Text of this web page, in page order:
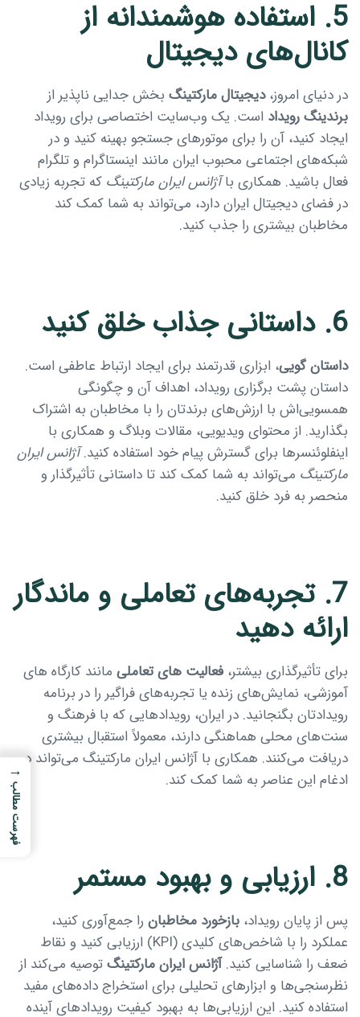
5. استفاده هوشمندانه از
کانال‌های دیجیتال
در دنیای امروز،دیجیتال مارکتینگ بخش جدایی ناپذیر از
برندینگ رویداد است. یک وب‌سایت اختصاصی برای رویداد
ایجاد کنید، آن را برای موتورهای جستجو بهینه کنید و در
شبکه‌های اجتماعی محبوب ایران مانند اینستاگرام و تلگرام
فعال باشید. همکاری باآژانس ایران مارکتینگ که تجربه زیادی
در فضای دیجیتال ایران دارد، می‌تواند به شما کمک کند
مخاطبان بیشتری را جذب کنید.
6. داستانی جذاب خلق کنید
داستان گویی، ابزاری قدرتمند برای ایجاد ارتباط عاطفی است.
داستان پشت برگزاری رویداد، اهداف آن و چگونگی
همسویی‌اش با ارزش‌های برندتان را با مخاطبان به اشتراک
بگذارید. از محتوای ویدیویی، مقالات وبلاگ و همکاری با
اینفلوئنسرها برای گسترش پیام خود استفاده کنید.آژانس ایران
مارکتینگ می‌تواند به شما کمک کند تا داستانی تأثیرگذار و
منحصر به‌ فرد خلق کنید.
7. تجربه‌های تعاملی و ماندگار
ارائه دهید
برای تأثیرگذاری بیشتر،فعالیت های تعاملی مانند کارگاه های
آموزشی، نمایش‌های زنده یا تجربه‌های فراگیر را در برنامه
رویدادتان بگنجانید. در ایران، رویدادهایی که با فرهنگ و
سنت‌های محلی هماهنگی دارند، معمولاً استقبال بیشتری
دریافت می‌کنند. همکاری با آژانس ایران مارکتینگ می‌تواند در
ادغام این عناصر به شما کمک کند.
8. ارزیابی و بهبود مستمر
پس از پایان رویداد، بازخورد مخاطبان را جمع‌آوری کنید،
عملکرد را با شاخص‌های کلیدی (KPI) ارزیابی کنید و نقاط
ضعف را شناسایی کنید.آژانس ایران مارکتینگتوصیه می‌کند از
نظرسنجی‌ها و ابزارهای تحلیلی برای استخراج داده‌های مفید
استفاده کنید. این ارزیابی‌ها به بهبود کیفیت رویدادهای آینده
→
فهرست مطالب